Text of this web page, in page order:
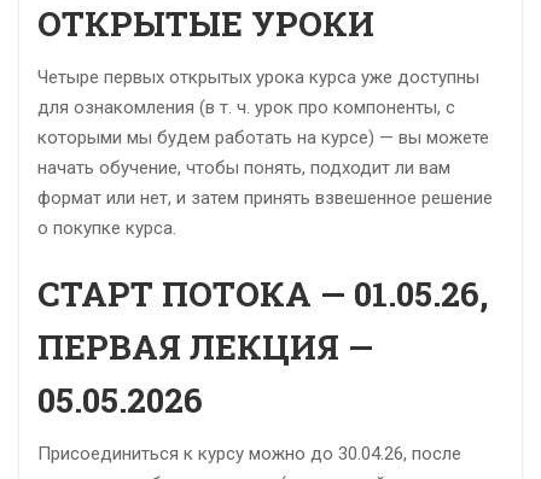
ОТКРЫТЫЕ УРОКИ
Четыре первых открытых урока курса уже доступны
для ознакомления (в т. ч. урок про компоненты, с
которыми мы будем работать на курсе) — вы можете
начать обучение, чтобы понять, подходит ли вам
формат или нет, и затем принять взвешенное решение
о покупке курса.
СТАРТ ПОТОКА — 01.05.26,
ПЕРВАЯ ЛЕКЦИЯ —
05.05.2026
Присоединиться к курсу можно до 30.04.26, после